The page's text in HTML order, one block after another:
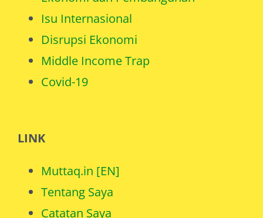
Isu Internasional
Disrupsi Ekonomi
Middle Income Trap
Covid-19
LINK
Muttaq.in [EN]
Tentang Saya
Catatan Saya